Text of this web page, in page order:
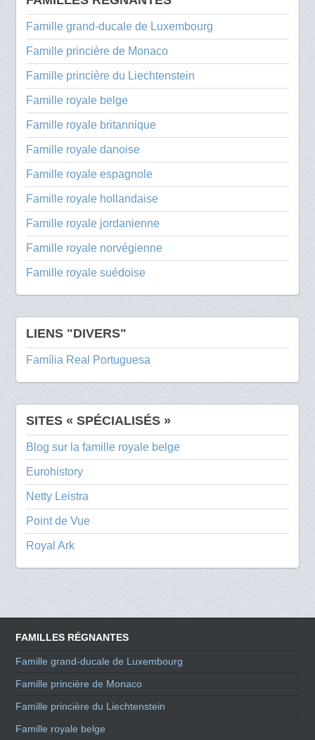
Famille grand-ducale de Luxembourg
Famille princière de Monaco
Famille princière du Liechtenstein
Famille royale belge
Famille royale britannique
Famille royale danoise
Famille royale espagnole
Famille royale hollandaise
Famille royale jordanienne
Famille royale norvégienne
Famille royale suédoise
LIENS "DIVERS"
Família Real Portuguesa
SITES « SPÉCIALISÉS »
Blog sur la famille royale belge
Eurohistory
Netty Leistra
Point de Vue
Royal Ark
FAMILLES RÉGNANTES
Famille grand-ducale de Luxembourg
Famille princière de Monaco
Famille princière du Liechtenstein
Famille royale belge